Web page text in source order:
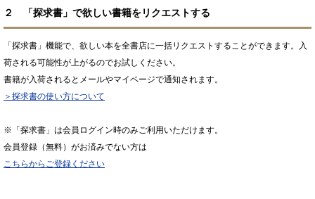
２ 「探求書」で欲しい書籍をリクエストする
「探求書」機能で、欲しい本を全書店に一括リクエストすることができます。入
荷される可能性が上がるのでお試しください。
書籍が入荷されるとメールやマイページで通知されます。
＞探求書の使い方について
※「探求書」は会員ログイン時のみご利用いただけます。
会員登録（無料）がお済みでない方は
こちらからご登録ください